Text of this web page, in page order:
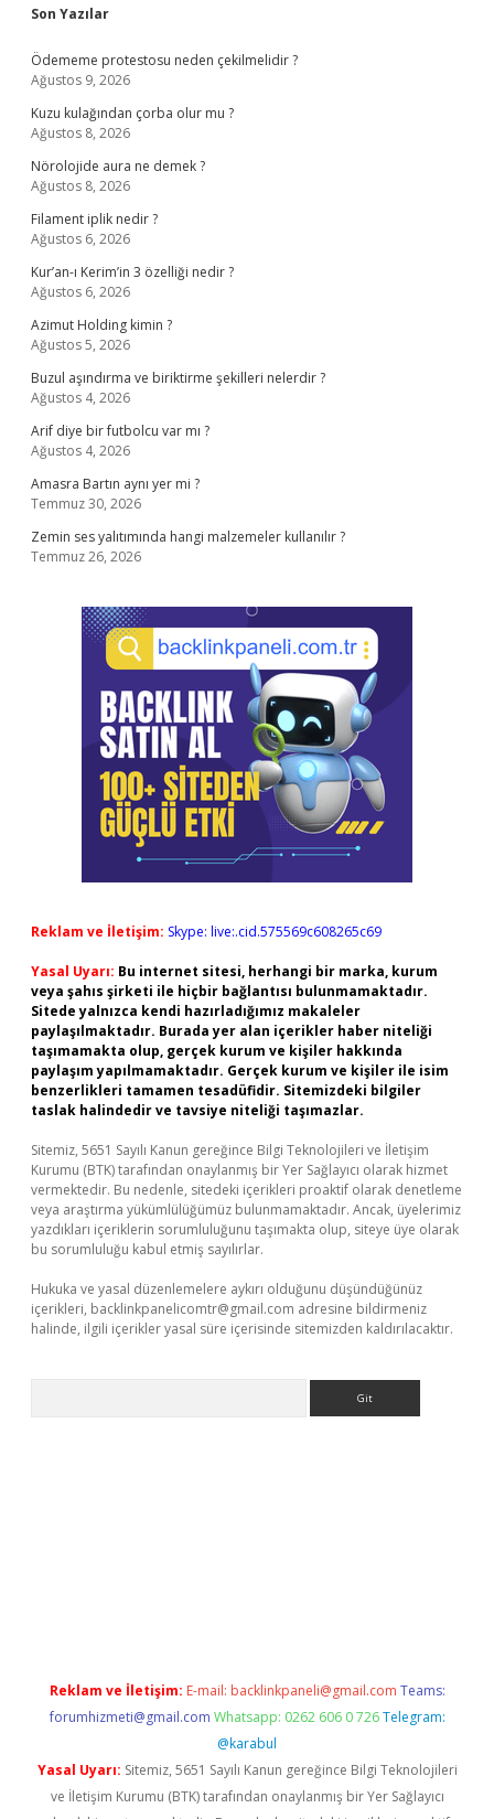
Sidebar
Son Yazılar
Ödememe protestosu neden çekilmelidir ?
Ağustos 9, 2026
Kuzu kulağından çorba olur mu ?
Ağustos 8, 2026
Nörolojide aura ne demek ?
Ağustos 8, 2026
Filament iplik nedir ?
Ağustos 6, 2026
Kur’an-ı Kerim’in 3 özelliği nedir ?
Ağustos 6, 2026
Azimut Holding kimin ?
Ağustos 5, 2026
Buzul aşındırma ve biriktirme şekilleri nelerdir ?
Ağustos 4, 2026
Arif diye bir futbolcu var mı ?
Ağustos 4, 2026
Amasra Bartın aynı yer mi ?
Temmuz 30, 2026
Zemin ses yalıtımında hangi malzemeler kullanılır ?
Temmuz 26, 2026
Reklam ve İletişim: Skype: live:.cid.575569c608265c69
Yasal Uyarı: Bu internet sitesi, herhangi bir marka, kurum
veya şahıs şirketi ile hiçbir bağlantısı bulunmamaktadır.
Sitede yalnızca kendi hazırladığımız makaleler
paylaşılmaktadır. Burada yer alan içerikler haber niteliği
taşımamakta olup, gerçek kurum ve kişiler hakkında
paylaşım yapılmamaktadır. Gerçek kurum ve kişiler ile isim
benzerlikleri tamamen tesadüfidir. Sitemizdeki bilgiler
taslak halindedir ve tavsiye niteliği taşımazlar.
Sitemiz, 5651 Sayılı Kanun gereğince Bilgi Teknolojileri ve İletişim
Kurumu (BTK) tarafından onaylanmış bir Yer Sağlayıcı olarak hizmet
vermektedir. Bu nedenle, sitedeki içerikleri proaktif olarak denetleme
veya araştırma yükümlülüğümüz bulunmamaktadır. Ancak, üyelerimiz
yazdıkları içeriklerin sorumluluğunu taşımakta olup, siteye üye olarak
bu sorumluluğu kabul etmiş sayılırlar.
Hukuka ve yasal düzenlemelere aykırı olduğunu düşündüğünüz
içerikleri, backlinkpanelicomtr@gmail.com adresine bildirmeniz
halinde, ilgili içerikler yasal süre içerisinde sitemizden kaldırılacaktır.
Reklam ve İletişim: E-mail: backlinkpaneli@gmail.com Teams:
forumhizmeti@gmail.com Whatsapp: 0262 606 0 726 Telegram:
@karabul
Yasal Uyarı: Sitemiz, 5651 Sayılı Kanun gereğince Bilgi Teknolojileri
ve İletişim Kurumu (BTK) tarafından onaylanmış bir Yer Sağlayıcı